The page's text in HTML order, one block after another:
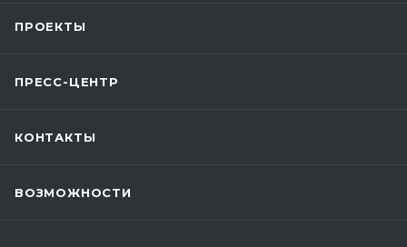
ПРОЕКТЫ
ПРЕСС-ЦЕНТР
КОНТАКТЫ
ВОЗМОЖНОСТИ